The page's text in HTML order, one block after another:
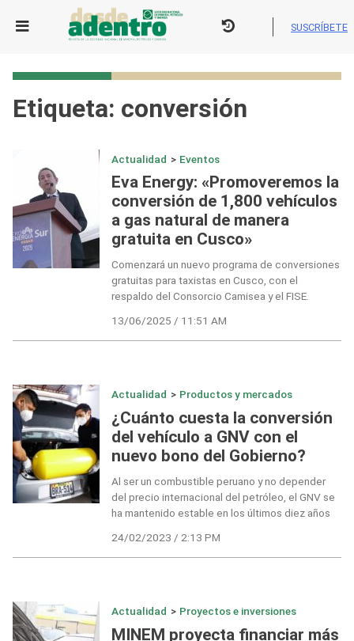
SUSCRÍBETE
Etiqueta: conversión
Actualidad > Eventos
Eva Energy: «Promoveremos la
conversión de 1,800 vehículos
a gas natural de manera
gratuita en Cusco»
Comenzará un nuevo programa de conversiones
gratuitas para taxistas en Cusco, con el
respaldo del Consorcio Camisea y el FISE.
13/06/2025 / 11:51 AM
Actualidad > Productos y mercados
¿Cuánto cuesta la conversión
del vehículo a GNV con el
nuevo bono del Gobierno?
Al ser un combustible peruano y no depender
del precio internacional del petróleo, el GNV se
ha mantenido estable en los últimos diez años
24/02/2023 / 2:13 PM
Actualidad > Proyectos e inversiones
MINEM proyecta financiar más